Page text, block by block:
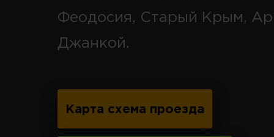
Феодосия, Старый Крым,
Джанкой.
Карта схема проезда